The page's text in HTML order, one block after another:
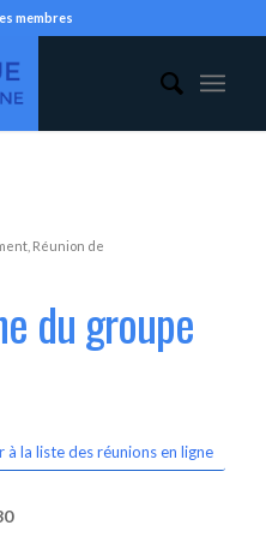
membres
, Réunion de
du groupe
à la liste des réunions en ligne